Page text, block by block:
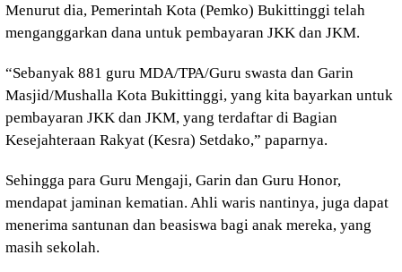
Menurut dia, Pemerintah Kota (Pemko) Bukittinggi telah
menganggarkan dana untuk pembayaran JKK dan JKM.
“Sebanyak 881 guru MDA/TPA/Guru swasta dan Garin
Masjid/Mushalla Kota Bukittinggi, yang kita bayarkan untuk
pembayaran JKK dan JKM, yang terdaftar di Bagian
Kesejahteraan Rakyat (Kesra) Setdako,” paparnya.
Sehingga para Guru Mengaji, Garin dan Guru Honor,
mendapat jaminan kematian. Ahli waris nantinya, juga dapat
menerima santunan dan beasiswa bagi anak mereka, yang
masih sekolah.